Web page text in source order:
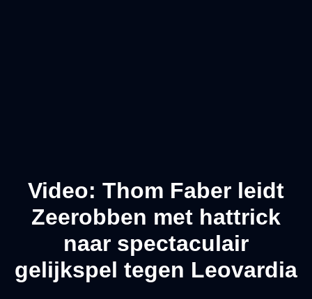
Video: Thom Faber leidt
Zeerobben met hattrick
naar spectaculair
gelijkspel tegen Leovardia